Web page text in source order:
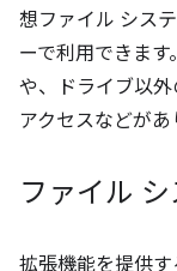
想ファイル シス
ーで利用できま
や、ドライブ以
アクセスなどがあ
ファイル
拡張機能を提供